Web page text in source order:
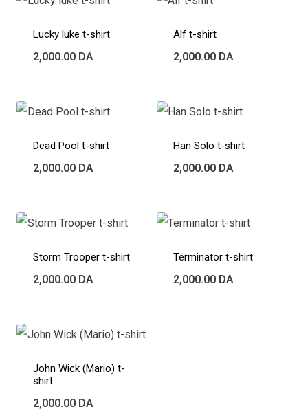
Lucky luke t-shirt
2,000.00 DA
Alf t-shirt
2,000.00 DA
Dead Pool t-shirt
2,000.00 DA
Han Solo t-shirt
2,000.00 DA
Storm Trooper t-shirt
2,000.00 DA
Terminator t-shirt
2,000.00 DA
John Wick (Mario) t-
shirt
2,000.00 DA